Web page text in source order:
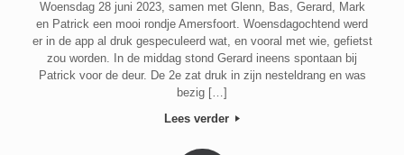
Woensdag 28 juni 2023, samen met Glenn, Bas, Gerard, Mark
en Patrick een mooi rondje Amersfoort. Woensdagochtend werd
er in de app al druk gespeculeerd wat, en vooral met wie, gefietst
zou worden. In de middag stond Gerard ineens spontaan bij
Patrick voor de deur. De 2e zat druk in zijn nesteldrang en was
bezig […]
Lees verder